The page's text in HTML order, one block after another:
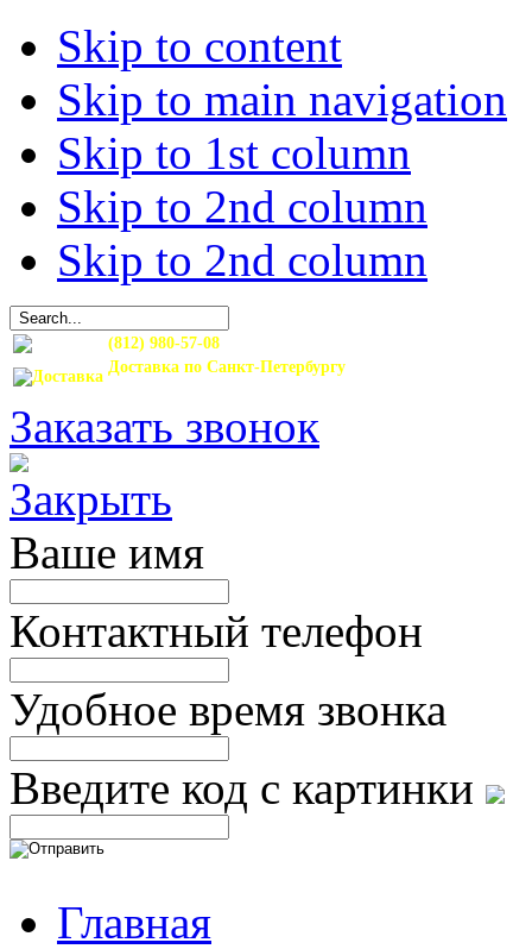
Skip to content
Skip to main navigation
Skip to 1st column
Skip to 2nd column
Skip to 2nd column
(812) 980-57-08
Доставка по Санкт-Петербургу
Заказать звонок
Ваше имя
Контактный телефон
Удобное время звонка
Введите код с картинки
Главная